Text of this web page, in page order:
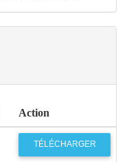
Action
TÉLÉCHARGER